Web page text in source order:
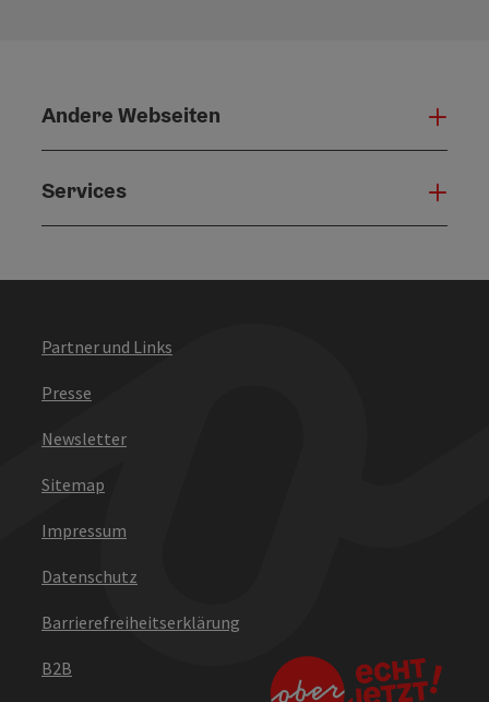
Andere Webseiten
Services
Partner und Links
Presse
Newsletter
Sitemap
Impressum
Datenschutz
Barrierefreiheitserklärung
B2B